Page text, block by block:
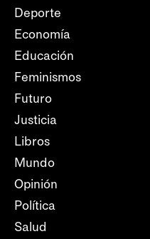
Deporte
Economía
Educación
Feminismos
Futuro
Justicia
Libros
Mundo
Opinión
Política
Salud